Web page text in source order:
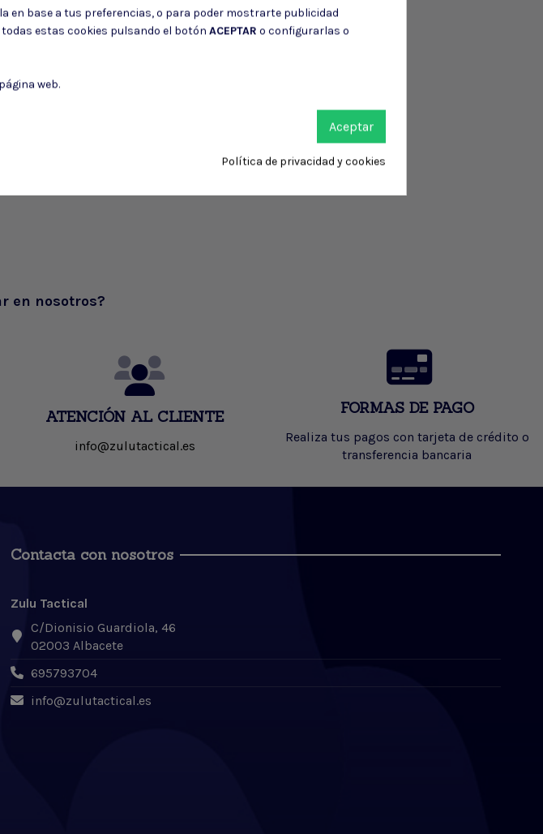
en nosotros?
ATENCIÓN AL CLIENTE
info@zulutactical.es
FORMAS DE PAGO
Realiza tus pagos con tarjeta de crédito o
transferencia bancaria
Contacta con nosotros
Zulu Tactical
C/Dionisio Guardiola, 46
02003 Albacete
695793704
info@zulutactical.es
en base a tus preferencias, o para poder mostrarte publicidad
estas cookies pulsando el botón ACEPTAR o configurarlas o
web.
Aceptar
Política de privacidad y cookies